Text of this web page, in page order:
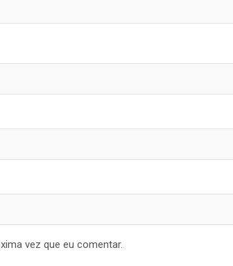
vez que eu comentar.